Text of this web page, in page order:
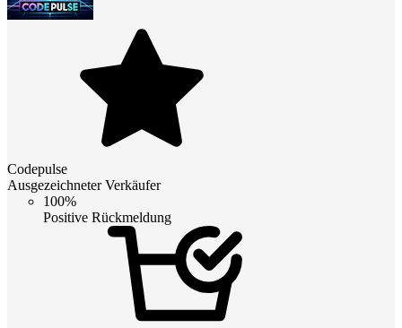
Codepulse
Ausgezeichneter Verkäufer
100%
Positive Rückmeldung